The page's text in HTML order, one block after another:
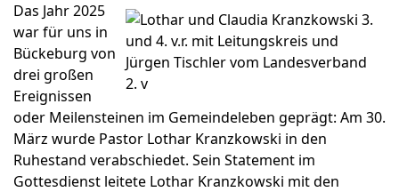
Das Jahr 2025
war für uns in
Bückeburg von
drei großen
Ereignissen
oder Meilensteinen im Gemeindeleben geprägt: Am 30.
März wurde Pastor Lothar Kranzkowski in den
Ruhestand verabschiedet. Sein Statement im
Gottesdienst leitete Lothar Kranzkowski mit den